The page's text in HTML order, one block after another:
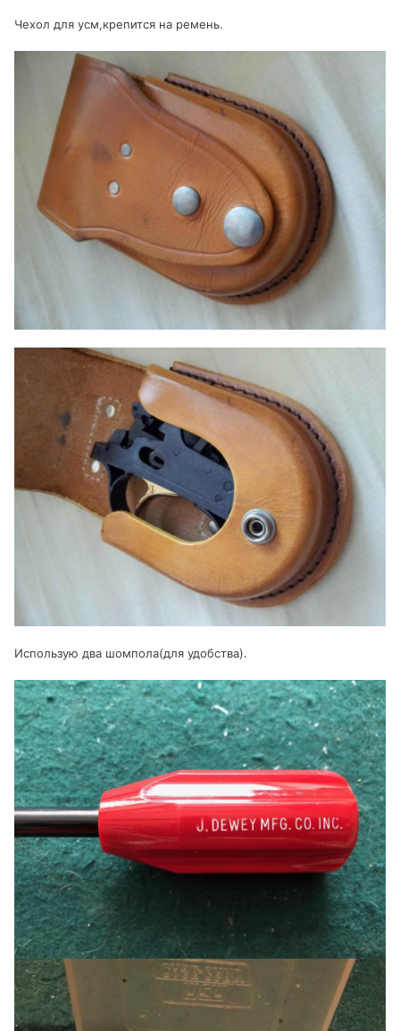
Чехол для усм,крепится на ремень.
Использую два шомпола(для удобства).